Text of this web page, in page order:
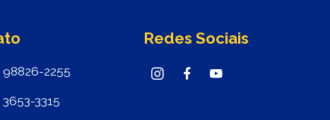
98826-2255
3315
Redes Sociais